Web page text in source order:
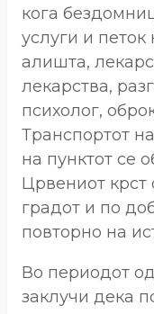
кога
услуги и петок
алишта,
лекарства,
психолог,
Транспортот
на пунктот се
Црвениот крст
градот и по
повторно на
Во периодот
заклучи дека